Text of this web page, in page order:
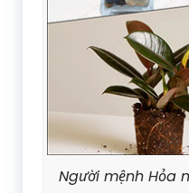
Người mệnh Hỏa